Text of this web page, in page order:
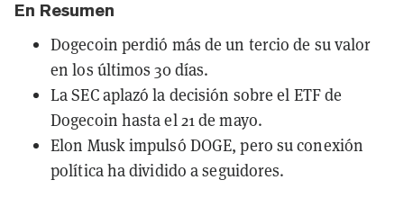
En Resumen
Dogecoin perdió más de un tercio de su valor
en los últimos 30 días.
La SEC aplazó la decisión sobre el ETF de
Dogecoin hasta el 21 de mayo.
Elon Musk impulsó DOGE, pero su conexión
política ha dividido a seguidores.